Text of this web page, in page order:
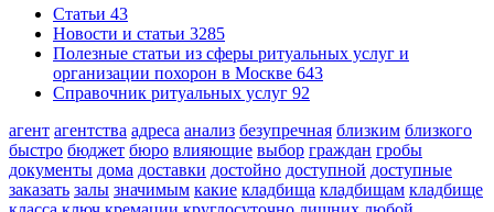
Cтатьи 43
Новости и статьи 3285
Полезные статьи из сферы ритуальных услуг и
организации похорон в Москве 643
Справочник ритуальных услуг 92
агент агентства адреса анализ безупречная близким близкого
быстро бюджет бюро влияющие выбор граждан гробы
документы дома доставки достойно доступной доступные
заказать залы значимым какие кладбища кладбищам кладбище